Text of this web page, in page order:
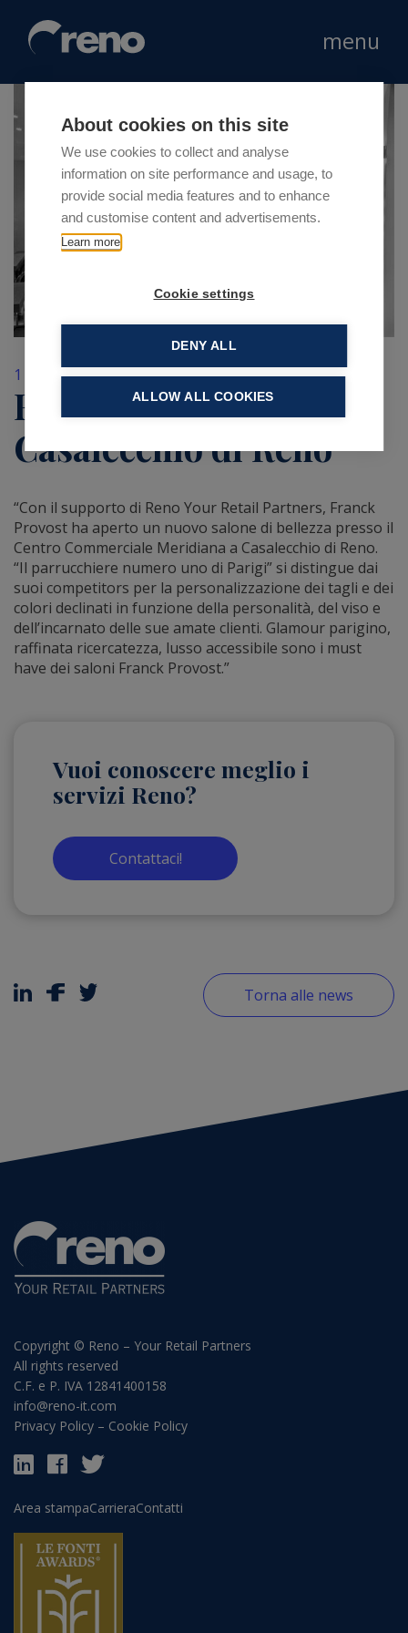
About cookies on this site
We use cookies to collect and analyse
information on site performance and usage, to
provide social media features and to enhance
and customise content and advertisements.
Learn more
Cookie settings
DENY ALL
ALLOW ALL COOKIES
menu
1 Febbraio 2018
Franck Provost apre a
Casalecchio di Reno
“Con il supporto di Reno Your Retail Partners, Franck
Provost ha aperto un nuovo salone di bellezza presso il
Centro Commerciale Meridiana a Casalecchio di Reno.
“Il parrucchiere numero uno di Parigi” si distingue dai
suoi competitors per la personalizzazione dei tagli e dei
colori declinati in funzione della personalità, del viso e
dell’incarnato delle sue amate clienti. Glamour parigino,
raffinata ricercatezza, lusso accessibile sono i must
have dei saloni Franck Provost.”
Vuoi conoscere meglio i
servizi Reno?
Contattaci!
Torna alle news
Copyright © Reno – Your Retail Partners
All rights reserved
C.F. e P. IVA 12841400158
info@reno-it.com
Privacy Policy – Cookie Policy
Area stampaCarrieraContatti